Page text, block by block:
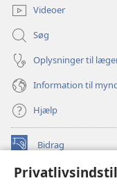
Videoer
Søg
Oplysninger til
Information til
Hjælp
Bidrag
(åbner
vindue)Watchtower